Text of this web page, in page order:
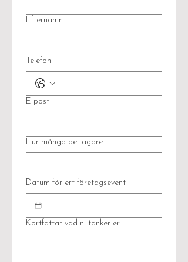
Efternamn
Telefon
E-post
Hur många deltagare
Datum för ert företagsevent
Kortfattat vad ni tänker er.